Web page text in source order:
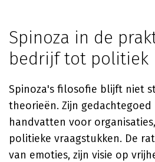
Spinoza in de
bedrijf tot politiek
Spinoza's filosofie blijft niet
theorieën. Zijn
handvatten voor
politieke vraagstukken. De
van emoties, zijn visie op